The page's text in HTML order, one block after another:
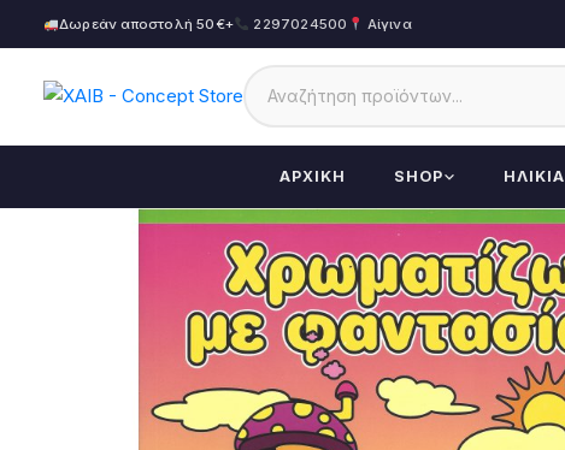
Δωρεάν αποστολή 50€+ 2297024500 Αίγινα
ΑΡΧΙΚΉ SHOP ΗΛΙΚΊΑ